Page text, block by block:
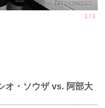
オ・ソウザ vs. 阿部大